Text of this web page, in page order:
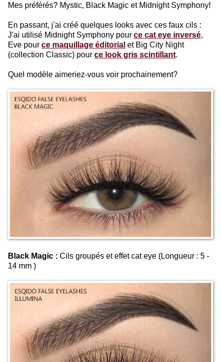
Mes préférés? Mystic, Black Magic et Midnight Symphony!
En passant, j'ai créé quelques looks avec ces faux cils :
J'ai utilisé Midnight Symphony pour ce cat eye inversé,
Eve pour ce maquillage éditorial et Big City Night
(collection Classic) pour ce look gris scintillant.
Quel modèle aimeriez-vous voir prochainement?
Black Magic : Cils groupés et effet cat eye (Longueur : 5 -
14 mm )